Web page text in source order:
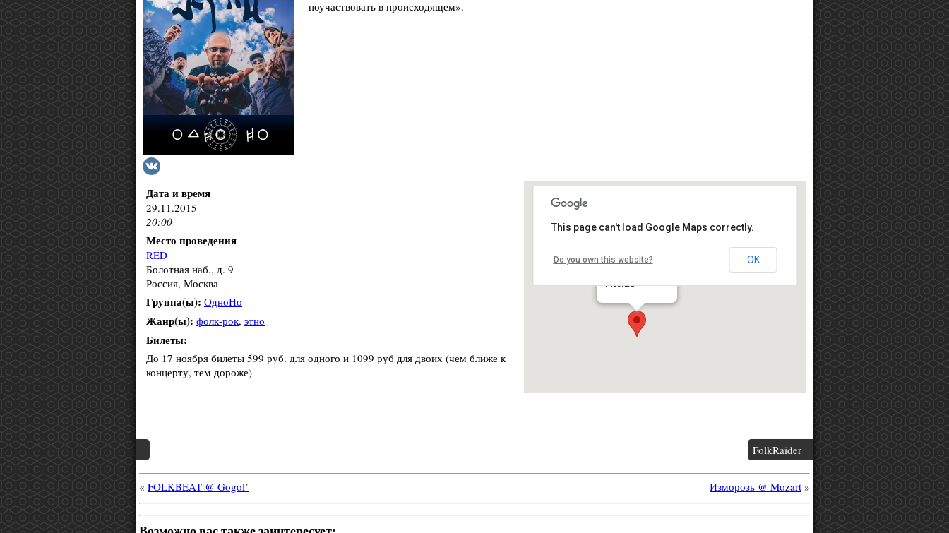
поучаствовать в происходящем».
RED
Москва
This page can't load Google Maps correctly.
Do you own this website? OK
Дата и время
29.11.2015
20:00
Место проведения
RED
Болотная наб., д. 9
Россия, Москва
Группа(ы): ОдноНо
Жанр(ы): фолк-рок, этно
Билеты:
До 17 ноября билеты 599 руб. для одного и 1099 руб для двоих (чем ближе к
концерту, тем дороже)
FolkRaider
« FOLKBEAT @ Gogol’ Изморозь @ Mozart »